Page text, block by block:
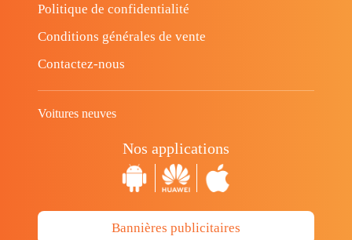
Politique de confidentialité
Conditions générales de vente
Contactez-nous
Voitures neuves
Nos applications
Bannières publicitaires